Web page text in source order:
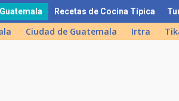
Guatemala Recetas de Cocina Típica
Ciudad de Guatemala Irtra